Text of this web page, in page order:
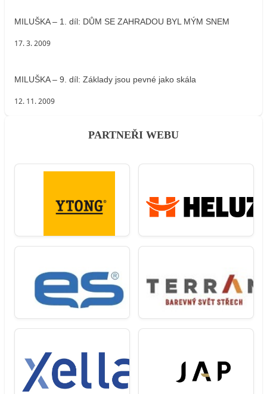
MILUŠKA – 1. díl: DŮM SE ZAHRADOU BYL MÝM SNEM
17. 3. 2009
MILUŠKA – 9. díl: Základy jsou pevné jako skála
12. 11. 2009
PARTNEŘI WEBU